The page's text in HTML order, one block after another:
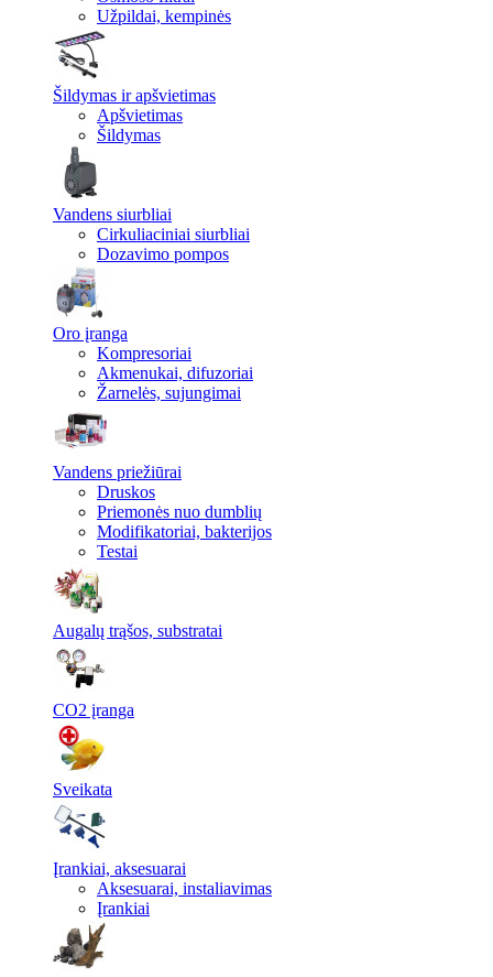
Užpildai, kempinės
Šildymas ir apšvietimas
Apšvietimas
Šildymas
Vandens siurbliai
Cirkuliaciniai siurbliai
Dozavimo pompos
Oro įranga
Kompresoriai
Akmenukai, difuzoriai
Žarnelės, sujungimai
Vandens priežiūrai
Druskos
Priemonės nuo dumblių
Modifikatoriai, bakterijos
Testai
Augalų trąšos, substratai
CO2 įranga
Sveikata
Įrankiai, aksesuarai
Aksesuarai, instaliavimas
Įrankiai